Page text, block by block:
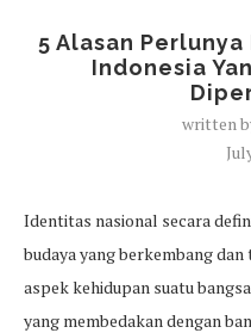
5 Alasan
Indonesia
written
Identitas nasional secara
budaya yang berkembang
aspek kehidupan suatu
yang membedakan dengan